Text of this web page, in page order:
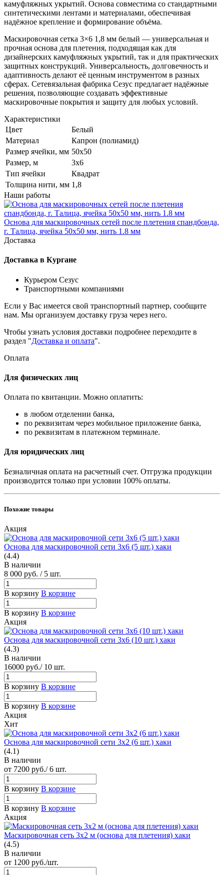
камуфляжных укрытий. Основа совместима со стандартными
синтетическими лентами и материалами, обеспечивая
надёжное крепление и формирование объёма.
Маскировочная сетка 3×6 1,8 мм белый — универсальная и
прочная основа для плетения, подходящая как для
дизайнерских камуфляжных укрытий, так и для практических
защитных конструкций. Универсальность, долговечность и
адаптивность делают её ценным инструментом в разных
сферах. Сетевязальная фабрика Сезус предлагает надёжные
решения, позволяющие создавать эффективные
маскировочные покрытия и защиту для любых условий.
Характеристики
Цвет
Белый
Материал
Капрон (полиамид)
Размер ячейки, мм 50х50
Размер, м
3х6
Тип ячейки
Квадрат
Толщина нити, мм 1,8
Наши работы
Основа для маскировочных сетей после плетения спандбонда,
г. Талица, ячейка 50х50 мм, нить 1.8 мм
Доставка
Доставка в Кургане
Курьером Сезус
Транспортными компаниями
Если у Вас имеется свой транспортный партнер, сообщите
нам. Мы организуем доставку груза через него.
Чтобы узнать условия доставки подробнее переходите в
раздел "Доставка и оплата".
Оплата
Для физических лиц
Оплата по квитанции. Можно оплатить:
в любом отделении банка,
по реквизитам через мобильное приложение банка,
по реквизитам в платежном терминале.
Для юридических лиц
Безналичная оплата на расчетный счет. Отгрузка продукции
производится только при условии 100% оплаты.
Похожие товары
Акция
Основа для маскировочной сети 3х6 (5 шт.) хаки
(4.4)
В наличии
8 000 руб. / 5 шт.
В корзину В корзине
В корзину В корзине
Акция
Основа для маскировочной сети 3х6 (10 шт.) хаки
(4.3)
В наличии
16000 руб./ 10 шт.
В корзину В корзине
В корзину В корзине
Акция
Хит
Основа для маскировочной сети 3х2 (6 шт.) хаки
(4.1)
В наличии
от 7200 руб./ 6 шт.
В корзину В корзине
В корзину В корзине
Акция
Маскировочная сеть 3х2 м (основа для плетения) хаки
(4.5)
В наличии
от 1200 руб./шт.